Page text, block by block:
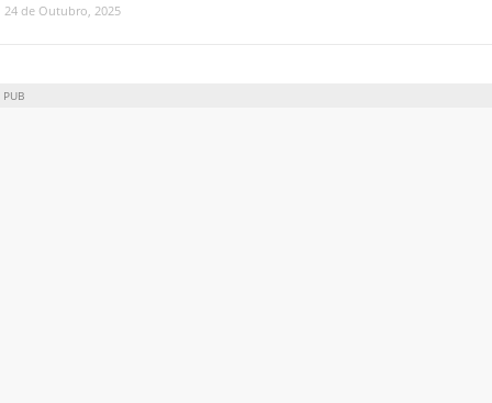
24 de Outubro, 2025
PUB